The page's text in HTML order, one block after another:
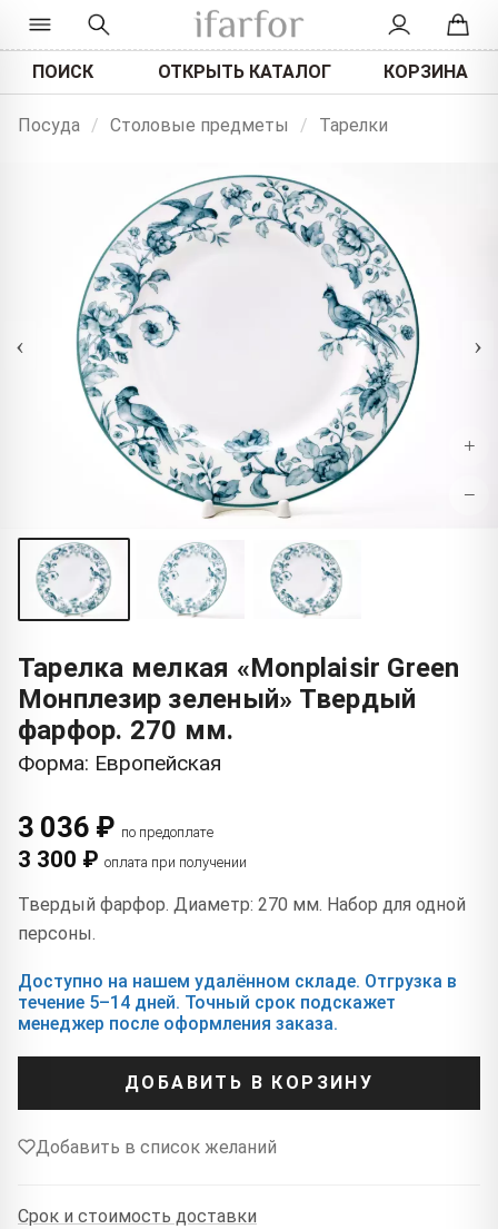
ПОИСК ОТКРЫТЬ КАТАЛОГ КОРЗИНА
Посуда / Столовые предметы / Тарелки
‹ ›
+
−
Тарелка мелкая «Monplaisir Green
Монплезир зеленый» Твердый
фарфор. 270 мм.
Форма: Европейская
3 036 ₽ по предоплате
3 300 ₽ оплата при получении
Твердый фарфор. Диаметр: 270 мм. Набор для одной
персоны.
Доступно на нашем удалённом складе. Отгрузка в
течение 5–14 дней. Точный срок подскажет
менеджер после оформления заказа.
ДОБАВИТЬ В КОРЗИНУ
Добавить в список желаний
Срок и стоимость доставки